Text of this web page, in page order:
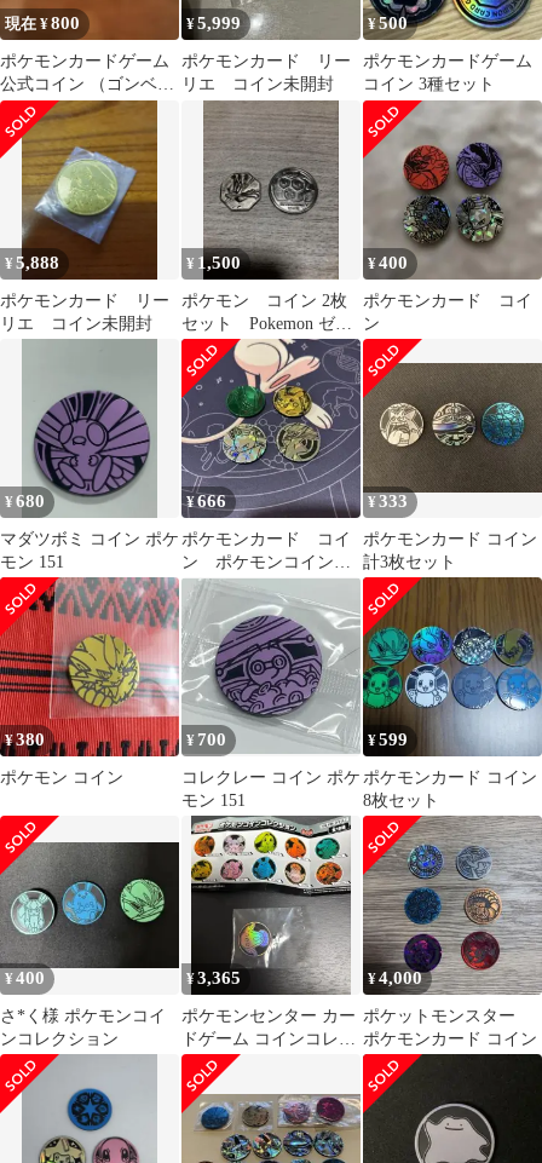
現在 ¥800
ポケモンカードゲーム
公式コイン （ゴンベ、
デオキシス） コイント
ス ポケカ
¥5,999
ポケモンカード リー
リエ コイン未開封
¥500
ポケモンカードゲーム
コイン 3種セット
¥5,888
ポケモンカード リー
リエ コイン未開封
¥ 1,500
ポケモン コイン 2枚
セット Pokemon ゼル
ネアス ミツハニー
¥400
ポケモンカード コイ
ン
¥680
マダツボミ コイン ポケ
モン 151
¥666
ポケモンカード コイ
ン ポケモンコインコ
レクション
¥333
ポケモンカード コイン
計3枚セット
¥380
ポケモン コイン
¥ 700
コレクレー コイン ポケ
モン 151
¥599
ポケモンカード コイン
8枚セット
¥400
さ*く様 ポケモンコイ
ンコレクション
¥3,365
ポケモンセンター カー
ドゲーム コインコレク
ション 6탄 メダル
¥4,000
ポケットモンスター
ポケモンカード コイン